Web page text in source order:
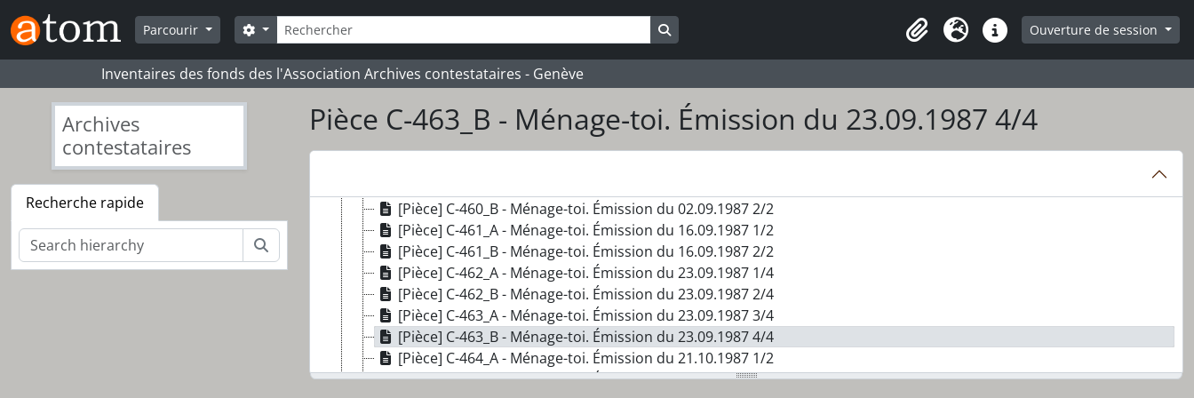
Skip to main content
Parcourir
Rechercher
Search options
Presse-papier
LangueLiens rapidesOuverture de session
Inventaires des fonds des l'Association Archives contestataires - Genève
Archives
contestataires
Recherche rapide
Rechercher
Pièce C-463_B - Ménage-toi. Émission du 23.09.1987 4/4
[Pièce] C-460_B - Ménage-toi. Émission du 02.09.1987 2/2
[Pièce] C-461_A - Ménage-toi. Émission du 16.09.1987 1/2
[Pièce] C-461_B - Ménage-toi. Émission du 16.09.1987 2/2
[Pièce] C-462_A - Ménage-toi. Émission du 23.09.1987 1/4
[Pièce] C-462_B - Ménage-toi. Émission du 23.09.1987 2/4
[Pièce] C-463_A - Ménage-toi. Émission du 23.09.1987 3/4
[Pièce] C-463_B - Ménage-toi. Émission du 23.09.1987 4/4
[Pièce] C-464_A - Ménage-toi. Émission du 21.10.1987 1/2
[Pièce] C-464_B - Ménage-toi. Émission du 21.10.1987 2/2